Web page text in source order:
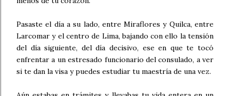
Pasaste el día a su lado, entre Miraflores y Quilca, entre
Larcomar y el centro de Lima, bajando con ello la tensión
del día siguiente, del día decisivo, ese en que te tocó
enfrentar a un estresado funcionario del consulado, a ver
si te dan la visa y puedes estudiar tu maestría de una vez.